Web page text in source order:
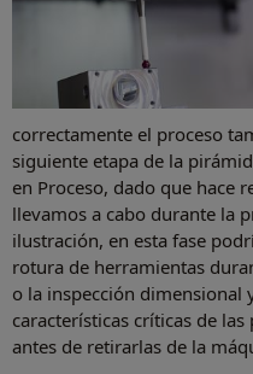
correctamente el proceso
siguiente etapa de la
en Proceso, dado que hace
llevamos a cabo durante la
ilustración, en esta fase
rotura de herramientas
o la inspección dimensional
características críticas de
antes de retirarlas de la